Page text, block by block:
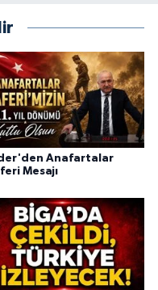
Anafartalar
Mesajı